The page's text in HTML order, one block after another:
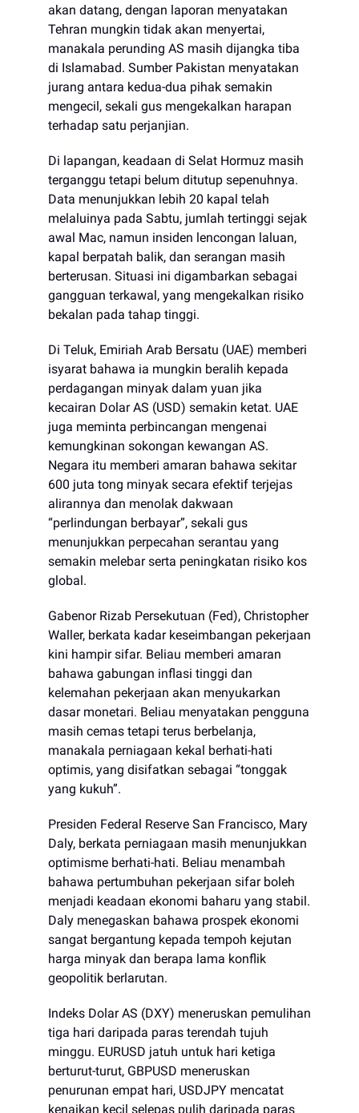
akan datang, dengan laporan menyatakan
Tehran mungkin tidak akan menyertai,
manakala perunding AS masih dijangka tiba
di Islamabad. Sumber Pakistan menyatakan
jurang antara kedua-dua pihak semakin
mengecil, sekali gus mengekalkan harapan
terhadap satu perjanjian.
Di lapangan, keadaan di Selat Hormuz masih
terganggu tetapi belum ditutup sepenuhnya.
Data menunjukkan lebih 20 kapal telah
melaluinya pada Sabtu, jumlah tertinggi sejak
awal Mac, namun insiden lencongan laluan,
kapal berpatah balik, dan serangan masih
berterusan. Situasi ini digambarkan sebagai
gangguan terkawal, yang mengekalkan risiko
bekalan pada tahap tinggi.
Di Teluk, Emiriah Arab Bersatu (UAE) memberi
isyarat bahawa ia mungkin beralih kepada
perdagangan minyak dalam yuan jika
kecairan Dolar AS (USD) semakin ketat. UAE
juga meminta perbincangan mengenai
kemungkinan sokongan kewangan AS.
Negara itu memberi amaran bahawa sekitar
600 juta tong minyak secara efektif terjejas
alirannya dan menolak dakwaan
“perlindungan berbayar”, sekali gus
menunjukkan perpecahan serantau yang
semakin melebar serta peningkatan risiko kos
global.
Gabenor Rizab Persekutuan (Fed), Christopher
Waller, berkata kadar keseimbangan pekerjaan
kini hampir sifar. Beliau memberi amaran
bahawa gabungan inflasi tinggi dan
kelemahan pekerjaan akan menyukarkan
dasar monetari. Beliau menyatakan pengguna
masih cemas tetapi terus berbelanja,
manakala perniagaan kekal berhati-hati
optimis, yang disifatkan sebagai “tonggak
yang kukuh”.
Presiden Federal Reserve San Francisco, Mary
Daly, berkata perniagaan masih menunjukkan
optimisme berhati-hati. Beliau menambah
bahawa pertumbuhan pekerjaan sifar boleh
menjadi keadaan ekonomi baharu yang stabil.
Daly menegaskan bahawa prospek ekonomi
sangat bergantung kepada tempoh kejutan
harga minyak dan berapa lama konflik
geopolitik berlarutan.
Indeks Dolar AS (DXY) meneruskan pemulihan
tiga hari daripada paras terendah tujuh
minggu. EURUSD jatuh untuk hari ketiga
berturut-turut, GBPUSD meneruskan
penurunan empat hari, USDJPY mencatat
kenaikan kecil selepas pulih daripada paras